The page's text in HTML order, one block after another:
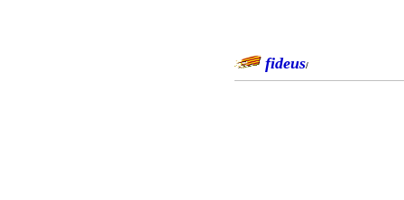
fideus/